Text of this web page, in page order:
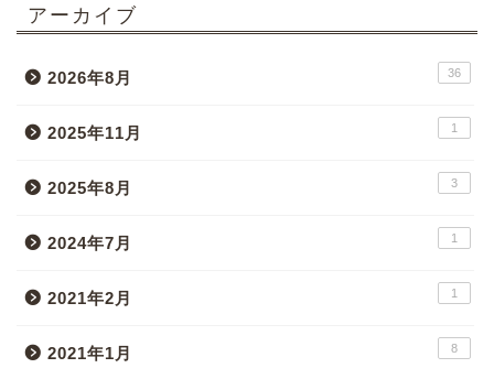
アーカイブ
2026年8月 36
2025年11月 1
2025年8月 3
2024年7月 1
2021年2月 1
2021年1月 8